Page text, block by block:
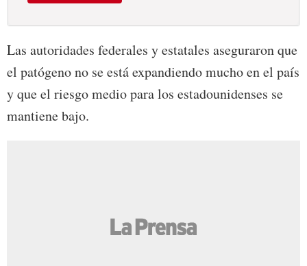
Las autoridades federales y estatales aseguraron que
el patógeno no se está expandiendo mucho en el país
y que el riesgo medio para los estadounidenses se
mantiene bajo.